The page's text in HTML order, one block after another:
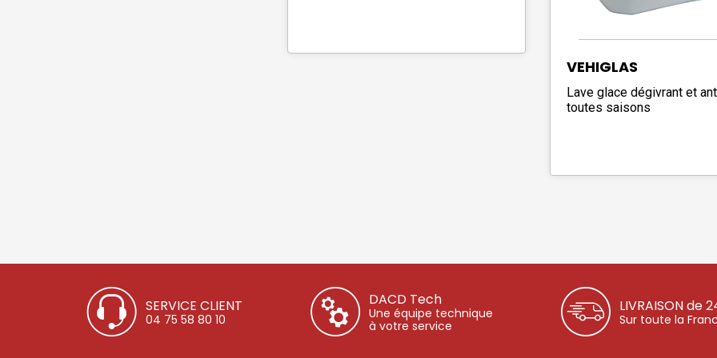
VEHIGLAS
Lave glace dégivrant et
toutes saisons
SERVICE CLIENT
04 75 58 80 10
DACD Tech
Une équipe technique
à votre service
LIVRAISON de
Sur toute la